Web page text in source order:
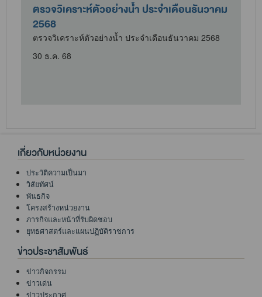
ตรวจวิเคราะห์ตัวอย่างน้ำ ประจำเดือนธันวาคม
2568
ตรวจวิเคราะห์ตัวอย่างน้ำ ประจำเดือนธันวาคม 2568
30 ธ.ค. 68
เกี่ยวกับหน่วยงาน
ประวัติความเป็นมา
วิสัยทัศน์
พันธกิจ
โครงสร้างหน่วยงาน
ภารกิจและหน้าที่รับผิดชอบ
ยุทธศาสตร์และแผนปฏิบัติราชการ
ข่าวประชาสัมพันธ์
ข่าวกิจกรรม
ข่าวเด่น